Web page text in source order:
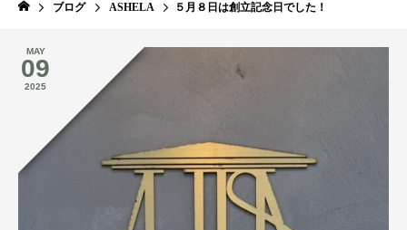
ブログ ASHELA ５月８日は創立記念日でした！
MAY
09
2025